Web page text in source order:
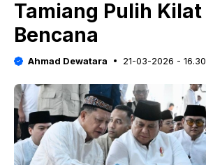
Tamiang Pulih Kilat
Bencana
Ahmad Dewatara 21-03-2026 - 16.30